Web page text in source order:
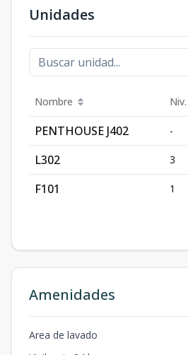
Unidades
Nombre Niv.
PENTHOUSE J402 -
L302 3
F101 1
Amenidades
Area de lavado